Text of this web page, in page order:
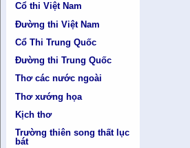
Cổ thi Việt Nam
Đường thi Việt Nam
Cổ Thi Trung Quốc
Đường thi Trung Quốc
Thơ các nước ngoài
Thơ xướng họa
Kịch thơ
Trường thiên song thất lục
bát